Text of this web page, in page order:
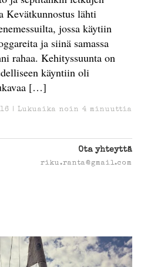
Kevätkunnostus lähti
jossa käytiin
ja siinä samassa
rahaa. Kehityssuunta on
käyntiin oli
[…]
| Lukuaika noin 4 minuuttia
Ota yhteyttä
riku.ranta@gmail.com